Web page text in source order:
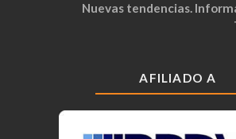
Nuevas tendencias.
AFILIADO A